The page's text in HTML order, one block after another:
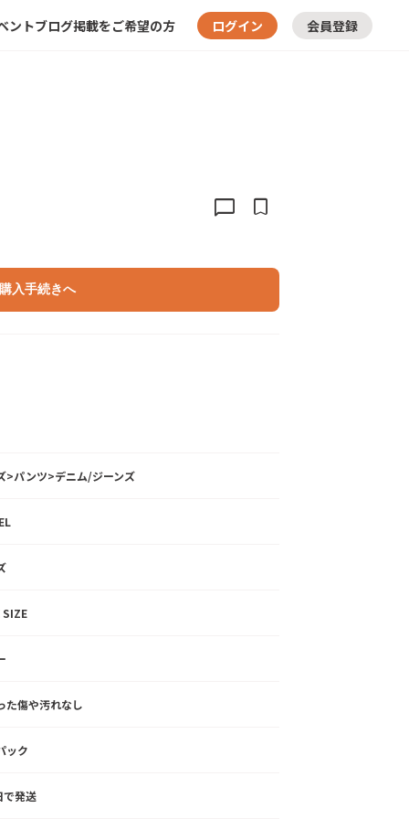
ントブログ掲載をご希望の方 ログイン 会員登録
chat_bubble bookmark
購入手続きへ
>パンツ>デニム/ジーンズ
SIZE
た傷や汚れなし
ック
で発送